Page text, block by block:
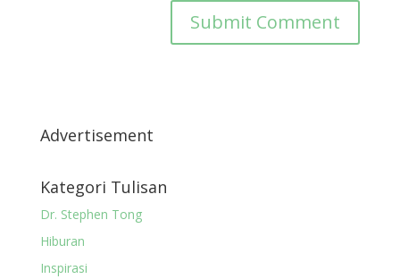
Advertisement
Kategori Tulisan
Dr. Stephen Tong
Hiburan
Inspirasi